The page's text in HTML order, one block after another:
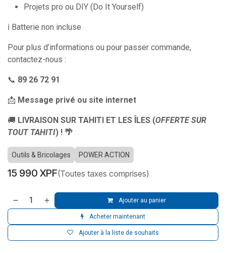
Projets pro ou DIY (Do It Yourself)
ℹ️ Batterie non incluse
Pour plus d’informations ou pour passer commande,
contactez-nous :
📞 89 26 72 91
📩 Message privé ou site internet
🚚 LIVRAISON SUR TAHITI ET LES ÎLES (OFFERTE SUR
TOUT TAHITI) ! 🌴
Outils & Bricolages POWER ACTION
15 990 XPF(Toutes taxes comprises)
Ajouter au panier
Acheter maintenant
Ajouter à la liste de souhaits